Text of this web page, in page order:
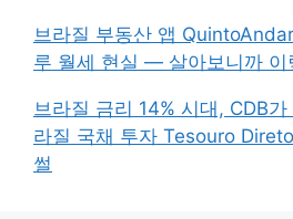
브라질 부동산 앱
루 월세 현실 — 살아보니까 이
브라질 금리 14% 시대, CDB
라질 국채 투자 Tesouro
썰